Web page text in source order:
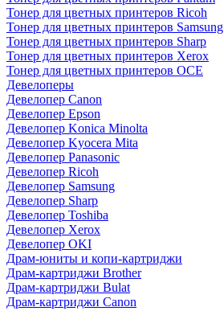
Тонер для цветных принтеров Ricoh
Тонер для цветных принтеров Samsung
Тонер для цветных принтеров Sharp
Тонер для цветных принтеров Xerox
Тонер для цветных принтеров OCE
Девелоперы
Девелопер Canon
Девелопер Epson
Девелопер Konica Minolta
Девелопер Kyocera Mita
Девелопер Panasonic
Девелопер Ricoh
Девелопер Samsung
Девелопер Sharp
Девелопер Toshiba
Девелопер Xerox
Девелопер OKI
Драм-юниты и копи-картриджи
Драм-картриджи Brother
Драм-картриджи Bulat
Драм-картриджи Canon